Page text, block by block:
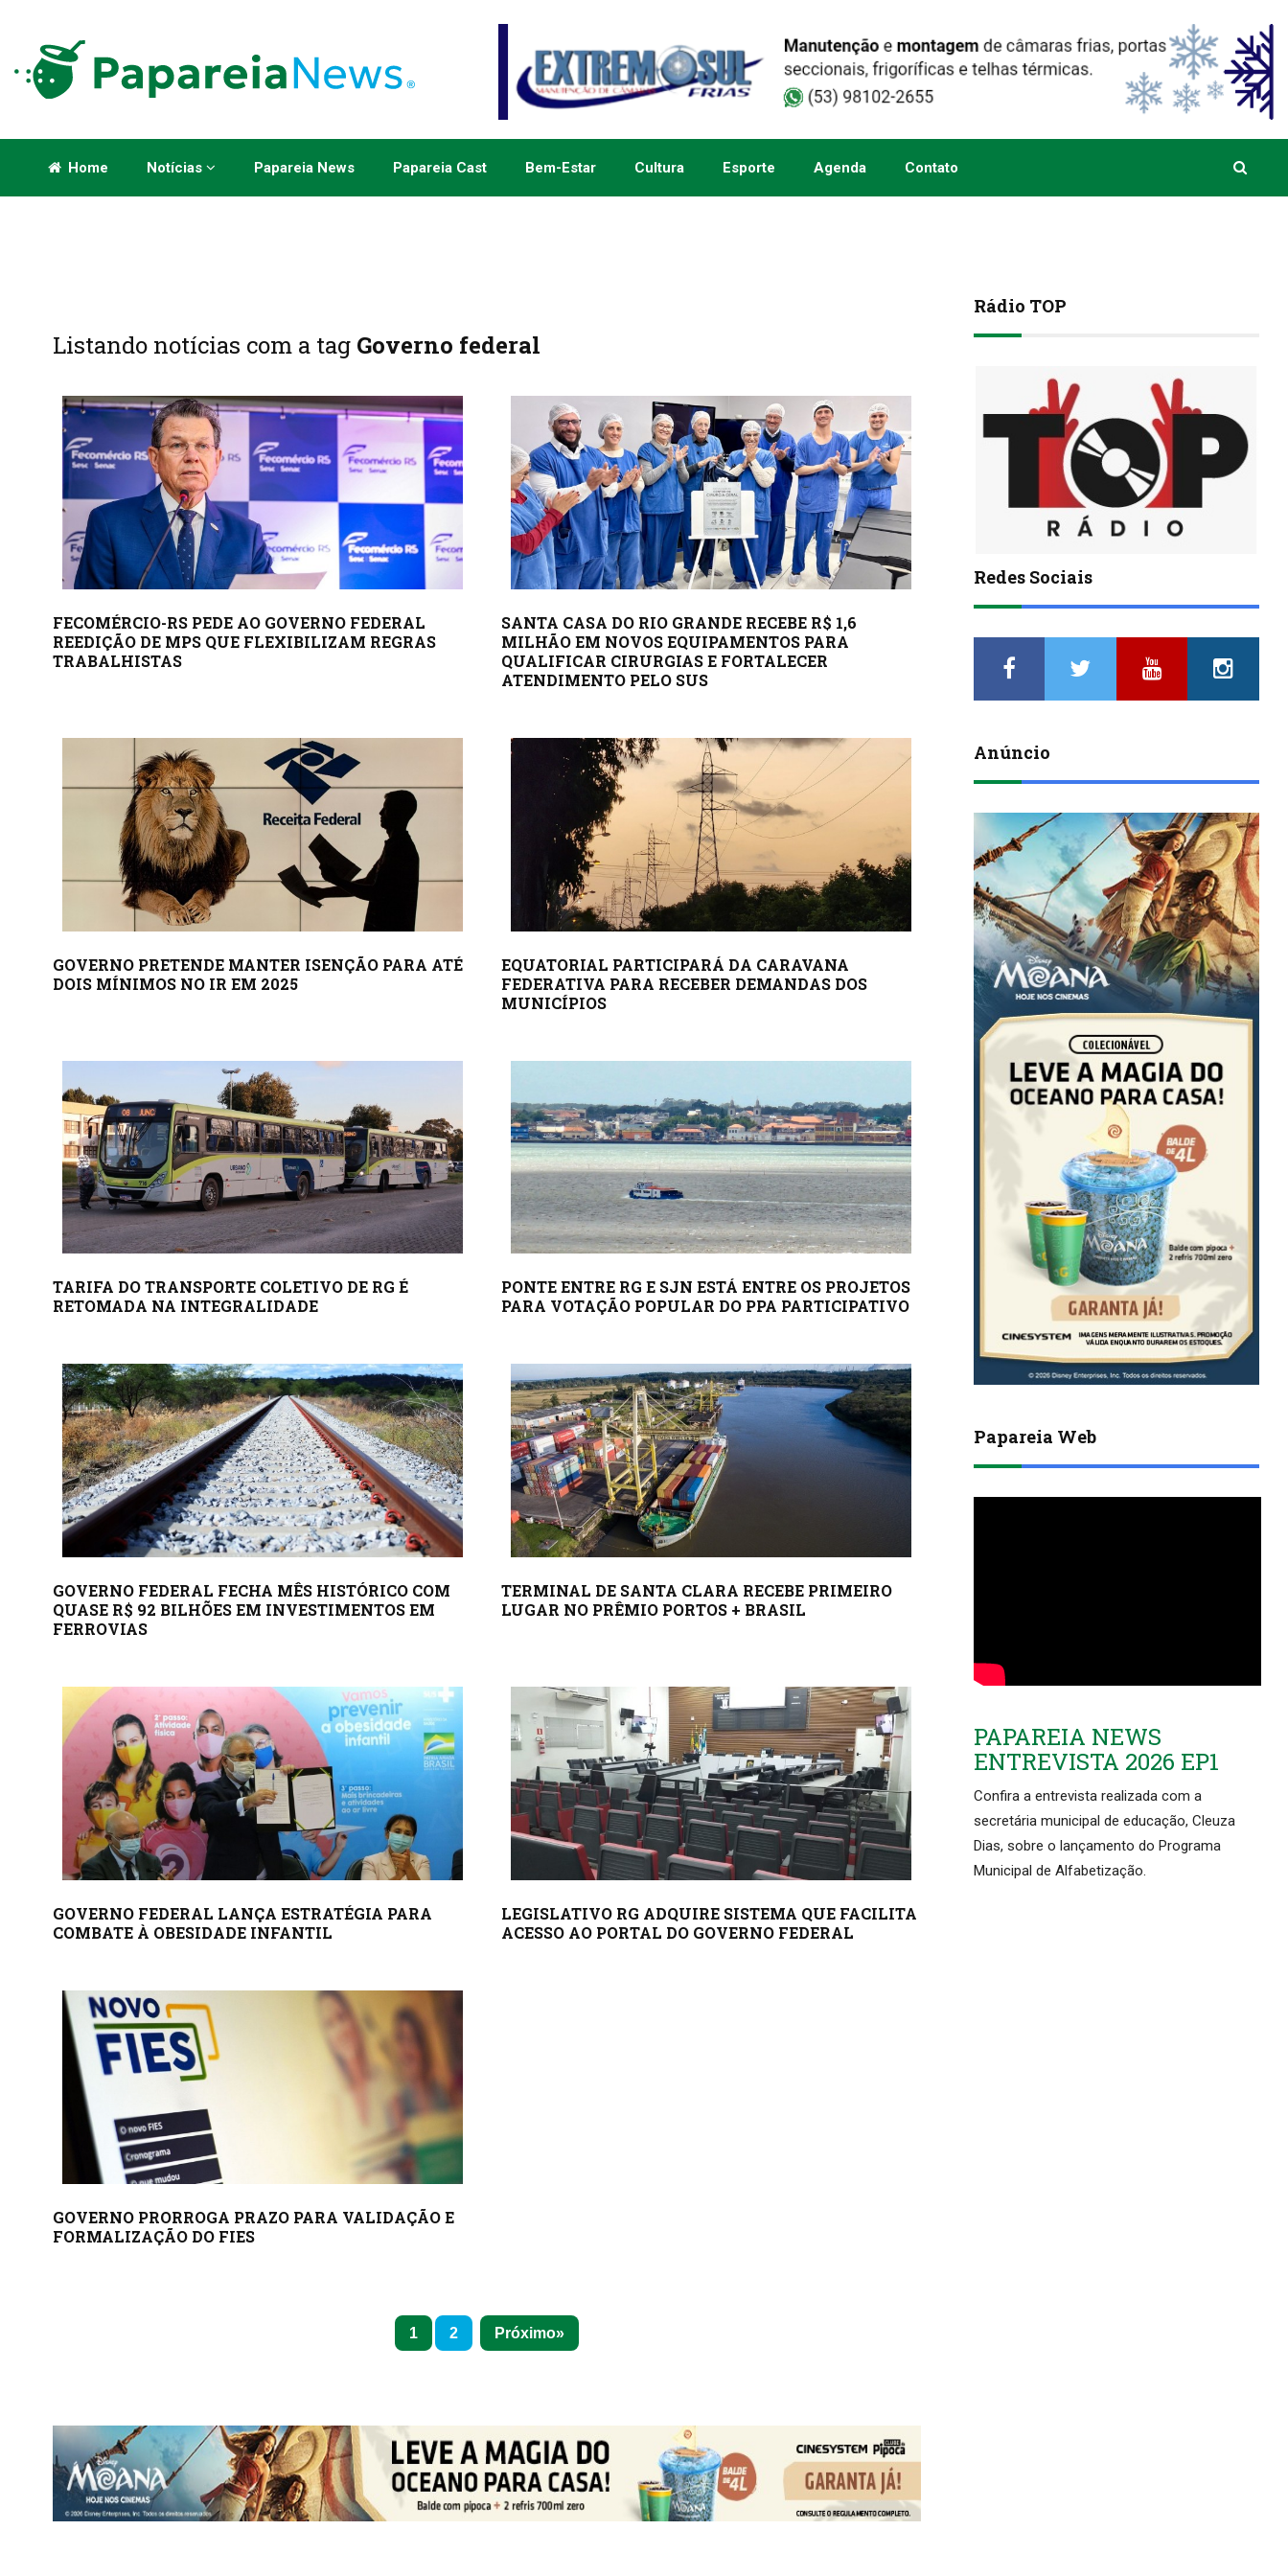
Home Notícias Papareia News Papareia Cast Bem-Estar Cultura Esporte Agenda Contato
Listando notícias com a tag Governo federal
FECOMÉRCIO-RS PEDE AO GOVERNO FEDERAL
REEDIÇÃO DE MPS QUE FLEXIBILIZAM REGRAS
TRABALHISTAS
SANTA CASA DO RIO GRANDE RECEBE R$ 1,6
MILHÃO EM NOVOS EQUIPAMENTOS PARA
QUALIFICAR CIRURGIAS E FORTALECER
ATENDIMENTO PELO SUS
GOVERNO PRETENDE MANTER ISENÇÃO PARA ATÉ
DOIS MÍNIMOS NO IR EM 2025
EQUATORIAL PARTICIPARÁ DA CARAVANA
FEDERATIVA PARA RECEBER DEMANDAS DOS
MUNICÍPIOS
TARIFA DO TRANSPORTE COLETIVO DE RG É
RETOMADA NA INTEGRALIDADE
PONTE ENTRE RG E SJN ESTÁ ENTRE OS PROJETOS
PARA VOTAÇÃO POPULAR DO PPA PARTICIPATIVO
GOVERNO FEDERAL FECHA MÊS HISTÓRICO COM
QUASE R$ 92 BILHÕES EM INVESTIMENTOS EM
FERROVIAS
TERMINAL DE SANTA CLARA RECEBE PRIMEIRO
LUGAR NO PRÊMIO PORTOS + BRASIL
GOVERNO FEDERAL LANÇA ESTRATÉGIA PARA
COMBATE À OBESIDADE INFANTIL
LEGISLATIVO RG ADQUIRE SISTEMA QUE FACILITA
ACESSO AO PORTAL DO GOVERNO FEDERAL
GOVERNO PRORROGA PRAZO PARA VALIDAÇÃO E
FORMALIZAÇÃO DO FIES
1 2 Próximo
Rádio TOP
Redes Sociais
Anúncio
Papareia Web
PAPAREIA NEWS
ENTREVISTA 2026 EP1
Confira a entrevista realizada com a
secretária municipal de educação, Cleuza
Dias, sobre o lançamento do Programa
Municipal de Alfabetização.